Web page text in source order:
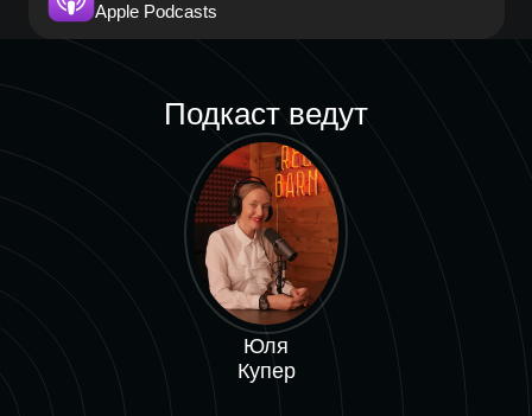
Apple Podcasts
Подкаст ведут
Юля
Купер